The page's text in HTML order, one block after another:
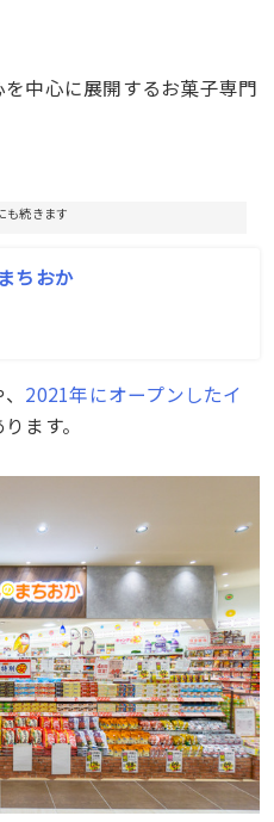
を中心に展開するお菓子専門
も続きます
ちおか
2021年にオープンしたイ
ます。